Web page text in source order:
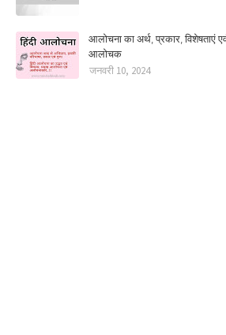
आलोचना का अर्थ, प्रकार,
आलोचक
जनवरी 10, 2024